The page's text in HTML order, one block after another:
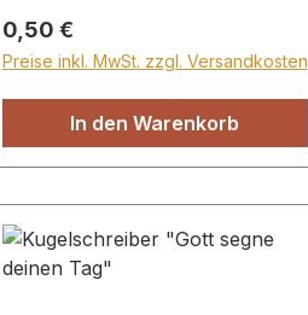
ein reines, weißes Herz. Dieses
neue Herz möchte für Gott
leben (grün) und bleibt ewig
(gold). Format ca. 7,5x8cm
Regulärer Preis:
0,50 €
Preise inkl. MwSt. zzgl. Versandkosten
In den Warenkorb